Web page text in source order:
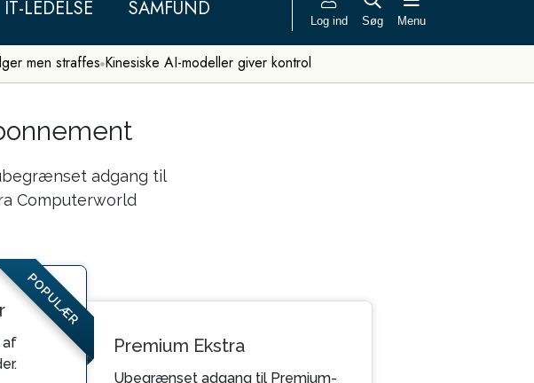
IT-LEDELSE SAMFUND Log ind Søg Menu
men straffes Kinesiske AI-modeller giver kontrol
adgang til
Computerworld
POPULÆR
af
Premium Ekstra
Ubegrænset adgang til Premium-